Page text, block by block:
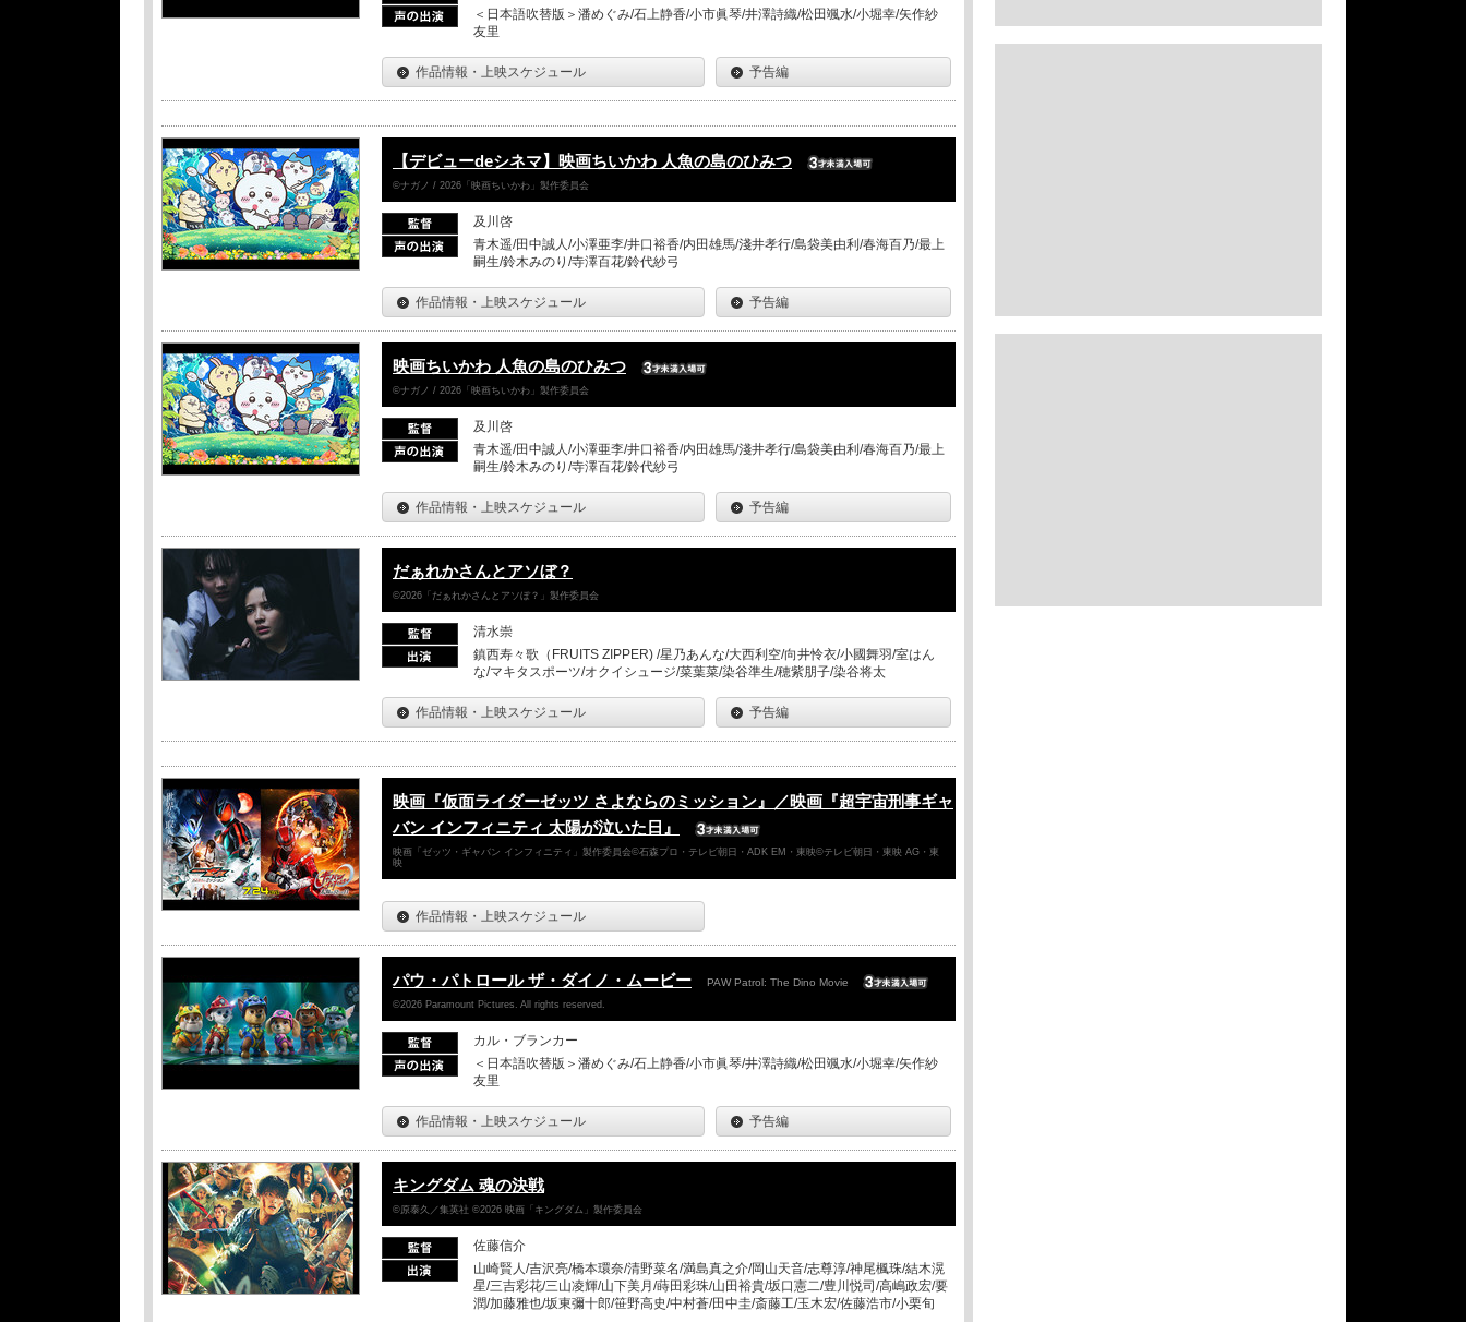
＜日本語吹替版＞潘めぐみ/石上静香/小市眞琴/井澤詩織/松田颯水/小堀幸/矢作紗
友里
作品情報・上映スケジュール 予告編
【デビューdeシネマ】映画ちいかわ 人魚の島のひみつ
©ナガノ / 2026「映画ちいかわ」製作委員会
及川啓
青木遥/田中誠人/小澤亜李/井口裕香/内田雄馬/淺井孝行/島袋美由利/春海百乃/最上
嗣生/鈴木みのり/寺澤百花/鈴代紗弓
作品情報・上映スケジュール 予告編
映画ちいかわ 人魚の島のひみつ
©ナガノ / 2026「映画ちいかわ」製作委員会
及川啓
青木遥/田中誠人/小澤亜李/井口裕香/内田雄馬/淺井孝行/島袋美由利/春海百乃/最上
嗣生/鈴木みのり/寺澤百花/鈴代紗弓
作品情報・上映スケジュール 予告編
だぁれかさんとアソぼ？
©2026「だぁれかさんとアソぼ？」製作委員会
清水崇
鎮西寿々歌（FRUITS ZIPPER) /星乃あんな/大西利空/向井怜衣/小國舞羽/室はん
な/マキタスポーツ/オクイシュージ/菜葉菜/染谷準生/穂紫朋子/染谷将太
作品情報・上映スケジュール 予告編
映画『仮面ライダーゼッツ さよならのミッション』／映画『超宇宙刑事ギャ
バン インフィニティ 太陽が泣いた日』
映画「ゼッツ・ギャバン インフィニティ」製作委員会©石森プロ・テレビ朝日・ADK EM・東映©テレビ朝日・東映 AG・東
映
作品情報・上映スケジュール
パウ・パトロール ザ・ダイノ・ムービー PAW Patrol: The Dino Movie
©2026 Paramount Pictures. All rights reserved.
カル・ブランカー
＜日本語吹替版＞潘めぐみ/石上静香/小市眞琴/井澤詩織/松田颯水/小堀幸/矢作紗
友里
作品情報・上映スケジュール 予告編
キングダム 魂の決戦
©原泰久／集英社 ©2026 映画「キングダム」製作委員会
佐藤信介
山崎賢人/吉沢亮/橋本環奈/清野菜名/満島真之介/岡山天音/志尊淳/神尾楓珠/結木滉
星/三吉彩花/三山凌輝/山下美月/蒔田彩珠/山田裕貴/坂口憲二/豊川悦司/高嶋政宏/要
潤/加藤雅也/坂東彌十郎/笹野高史/中村蒼/田中圭/斎藤工/玉木宏/佐藤浩市/小栗旬